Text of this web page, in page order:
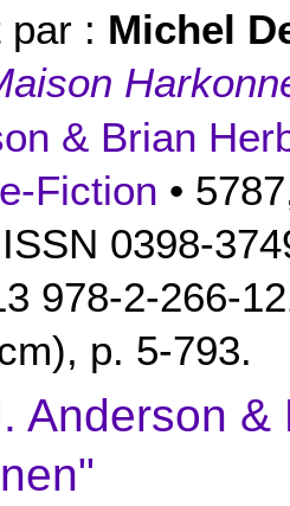
par : Michel
& Brian
Fiction •
0398-
978-2-266-
p. 5-793.
Anderson &